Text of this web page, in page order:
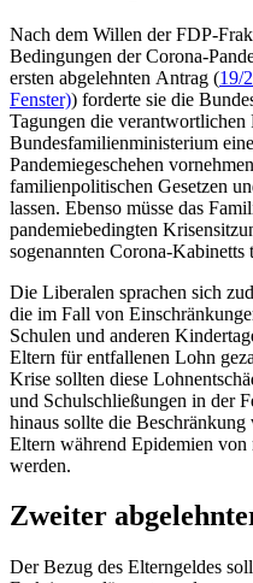
Nach dem Willen der FDP-
Bedingungen der Corona-
ersten abgelehnten Antrag (19/
Fenster)) forderte sie die
Tagungen die verantwortlichen
Bundesfamilienministerium
Pandemiegeschehen
familienpolitischen Gesetzen
lassen. Ebenso müsse das
pandemiebedingten
sogenannten Corona-Kabinetts
Die Liberalen sprachen sich
die im Fall von
Schulen und anderen
Eltern für entfallenen Lohn
Krise sollten diese
und Schulschließungen in der
hinaus sollte die
Eltern während Epidemien von
werden.
Zweiter
Der Bezug des Elterngeldes